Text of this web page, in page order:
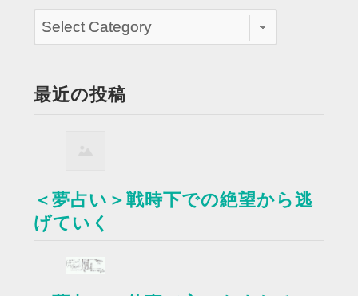
最近の投稿
＜夢占い＞戦時下での絶望から逃
げていく